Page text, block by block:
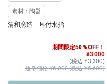
素材：陶器
清和窯造 耳付水指
期間限定50％OFF！
¥3,000
(税込 ¥3,300)
通常価格 ¥6,000 (税込 ¥6,600)